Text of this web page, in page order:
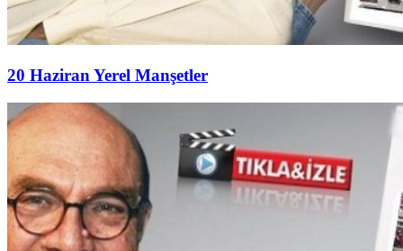
20 Haziran Yerel Manşetler